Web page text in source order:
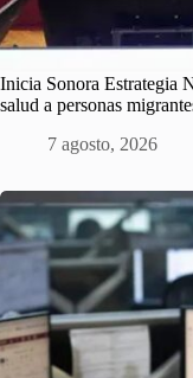
Inicia Sonora Estrategia
salud a personas
7 agosto, 2026